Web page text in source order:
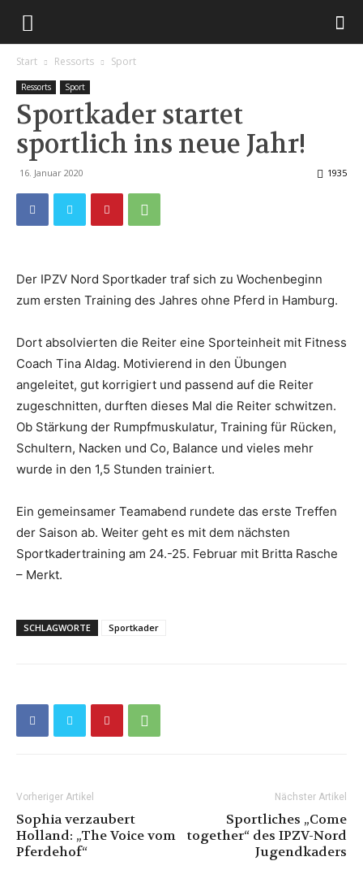
Start Ressorts Sport
Ressorts Sport
Sportkader startet
sportlich ins neue Jahr!
16. Januar 2020 1935
Der IPZV Nord Sportkader traf sich zu Wochenbeginn
zum ersten Training des Jahres ohne Pferd in Hamburg.
Dort absolvierten die Reiter eine Sporteinheit mit Fitness
Coach Tina Aldag. Motivierend in den Übungen
angeleitet, gut korrigiert und passend auf die Reiter
zugeschnitten, durften dieses Mal die Reiter schwitzen.
Ob Stärkung der Rumpfmuskulatur, Training für Rücken,
Schultern, Nacken und Co, Balance und vieles mehr
wurde in den 1,5 Stunden trainiert.
Ein gemeinsamer Teamabend rundete das erste Treffen
der Saison ab. Weiter geht es mit dem nächsten
Sportkadertraining am 24.-25. Februar mit Britta Rasche
– Merkt.
SCHLAGWORTE Sportkader
Vorheriger Artikel
Sophia verzaubert
Holland: „The Voice vom
Pferdehof“
Nächster Artikel
Sportliches „Come
together“ des IPZV-Nord
Jugendkaders